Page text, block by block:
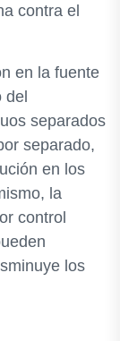
contra el
en la fuente
separados
separado,
en los
la
control
los